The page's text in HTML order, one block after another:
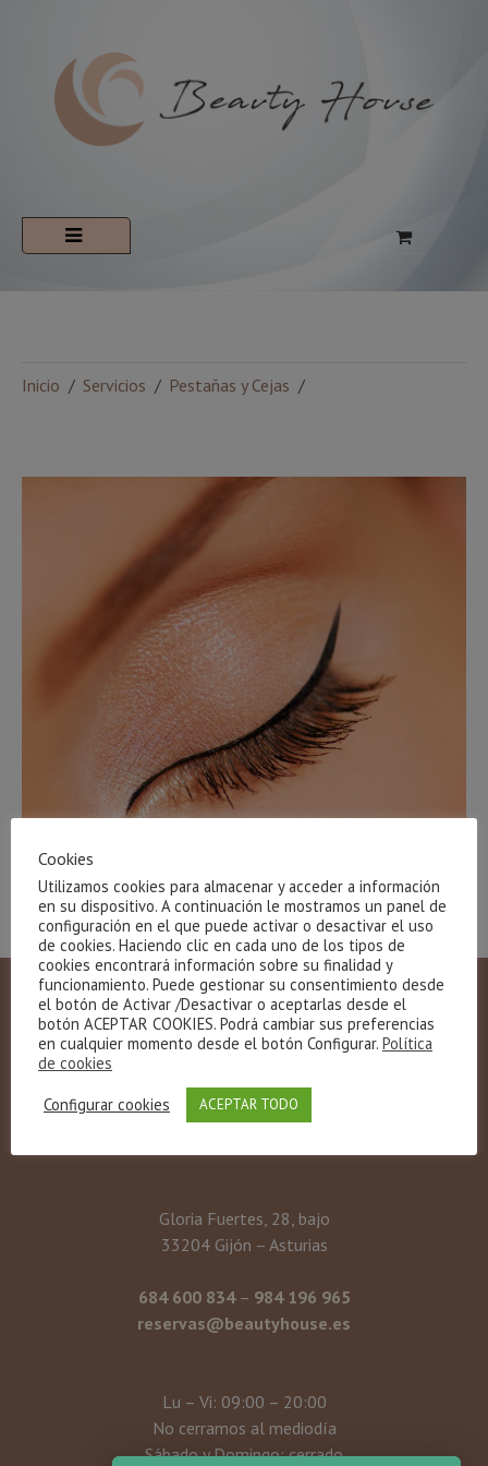
Inicio Servicios Pestañas y Cejas
Gloria Fuertes, 28, bajo
33204 Gijón – Asturias
684 600 834– 984 196 965
reservas@beautyhouse.es
Lu – Vi: 09:00 – 20:00
No cerramos al mediodía
Sábado y Domingo: cerrado
Cookies
Utilizamos cookies para almacenar y acceder a información
en su dispositivo. A continuación le mostramos un panel de
configuración en el que puede activar o desactivar el uso
de cookies. Haciendo clic en cada uno de los tipos de
cookies encontrará información sobre su finalidad y
funcionamiento. Puede gestionar su consentimiento desde
el botón de Activar /Desactivar o aceptarlas desde el
botón ACEPTAR COOKIES. Podrá cambiar sus preferencias
en cualquier momento desde el botón Configurar. Política
de cookies
Configurar cookies
ACEPTAR TODO